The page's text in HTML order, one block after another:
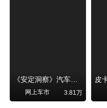
《安定洞察》汽车烧不烧油，和石油安全无关！
网上车市 3.81万